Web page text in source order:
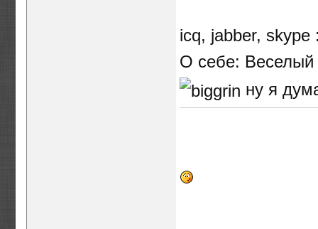
icq, jabber, skype
О себе: Веселый
ну я